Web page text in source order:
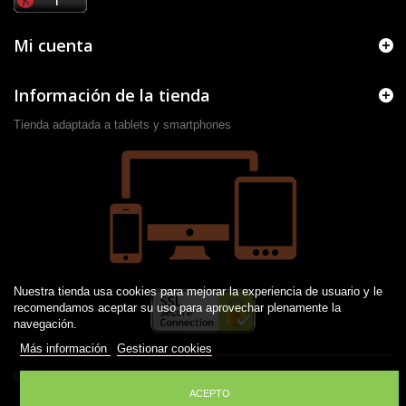
Nuestra tienda usa cookies para mejorar la experiencia de usuario y le
recomendamos aceptar su uso para aprovechar plenamente la
navegación.
Más información
Gestionar cookies
ACEPTO
Mi cuenta
Información de la tienda
Tienda adaptada a tablets y smartphones